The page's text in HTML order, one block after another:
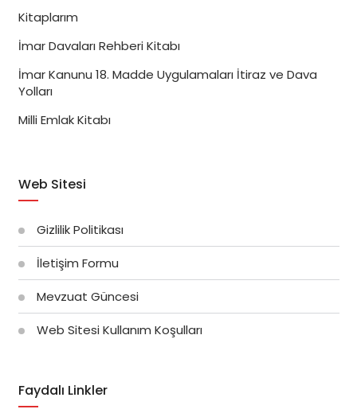
Kitaplarım
İmar Davaları Rehberi Kitabı
İmar Kanunu 18. Madde Uygulamaları İtiraz ve Dava
Yolları
Milli Emlak Kitabı
Web Sitesi
Gizlilik Politikası
İletişim Formu
Mevzuat Güncesi
Web Sitesi Kullanım Koşulları
Faydalı Linkler